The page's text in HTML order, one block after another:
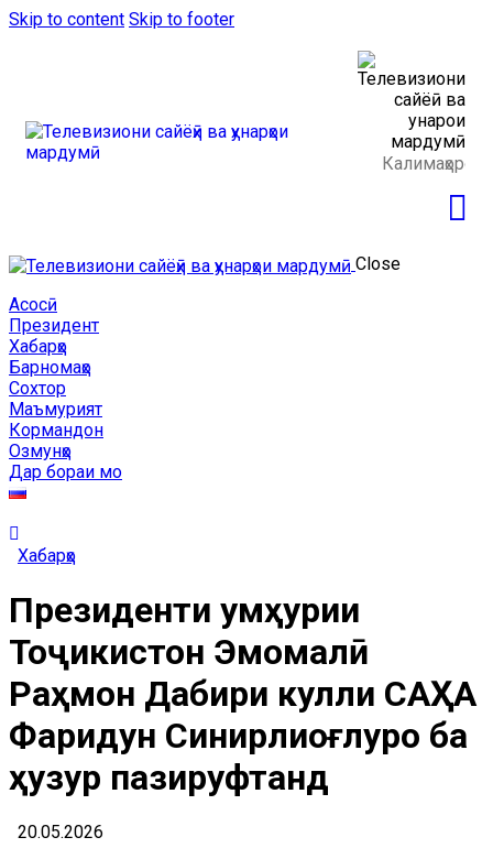
Skip to content Skip to footer
Close
Асосӣ
Президент
Хабарҳо
Барномаҳо
Сохтор
Маъмурият
Кормандон
Озмунҳо
Дар бораи мо
Хабарҳо
Президенти Ҷумҳурии
Тоҷикистон Эмомалӣ
Раҳмон Дабири кулли САҲА
Фаридун Синирлиоғлуро ба
ҳузур пазируфтанд
20.05.2026